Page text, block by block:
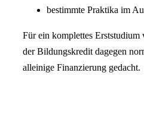
bestimmte Praktika im
Für ein komplettes Erststudium
der Bildungskredit dagegen
alleinige Finanzierung gedacht.